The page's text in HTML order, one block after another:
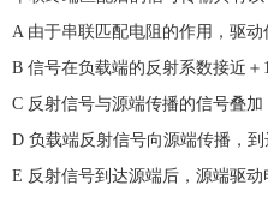
A 由于串联匹配电阻的作用，驱动
B 信号在负载端的反射系数接近＋
C 反射信号与源端传播的信号叠
D 负载端反射信号向源端传播，
E 反射信号到达源端后，源端驱动